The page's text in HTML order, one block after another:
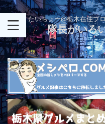
たいちょー@栃木在住ブ
隊長がいろ